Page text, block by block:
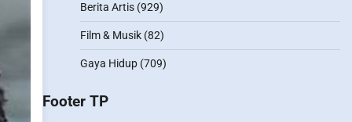
Berita Artis(929)
Film & Musik(82)
Gaya Hidup(709)
Footer TP